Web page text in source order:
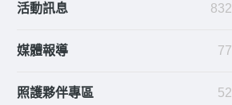
活動訊息 832
媒體報導 77
照護夥伴專區 52